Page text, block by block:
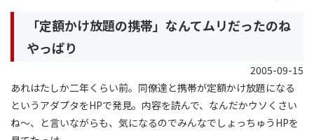
「定額かけ放題の携帯」なんてムリだったのね
やっぱり
2005-09-15
あれはたしか二年くらい前。同僚達と携帯が定額かけ放題になる
というアダプタをHPで発見。内容を読んで、なんだかウソくさい
ね〜、と言いながらも、気になるのでみんなでしょっちゅうHPを